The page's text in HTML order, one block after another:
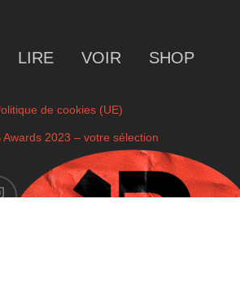
LIRE VOIR SHOP
de cookies (UE)
Awards 2023 – votre sélection
facebook youtube
twitter